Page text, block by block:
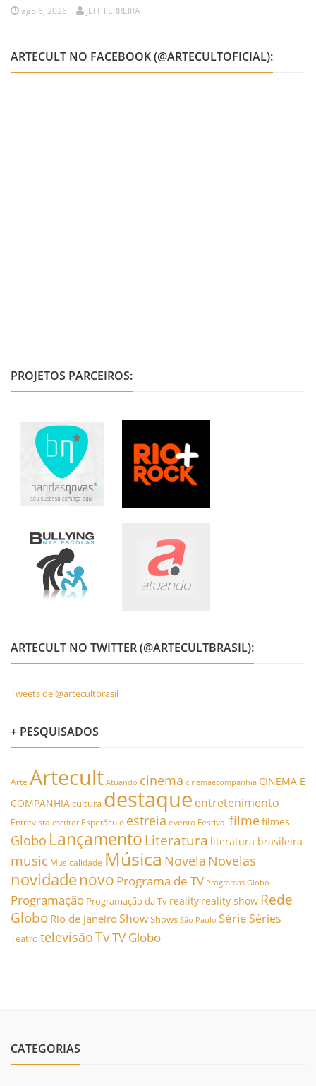
ago 6, 2026 JEFF FERREIRA
ARTECULT NO FACEBOOK (@ARTECULTOFICIAL):
PROJETOS PARCEIROS:
ARTECULT NO TWITTER (@ARTECULTBRASIL):
Tweets de @artecultbrasil
+ PESQUISADOS
Arte Artecult Atuando cinema cinemaecompanhia CINEMA E
COMPANHIAcultura destaque entretenimento
Entrevista escritor Espetáculo estreia evento Festival filmefilmes
Globo Lançamento Literatura literatura brasileira
music Musicalidade Música Novela Novelas
novidadenovo Programa de TV Programas Globo
Programação Programação da Tv reality reality show Rede
Globo Rio de JaneiroShowShows São Paulo SérieSéries
Teatro televisãoTvTV Globo
CATEGORIAS